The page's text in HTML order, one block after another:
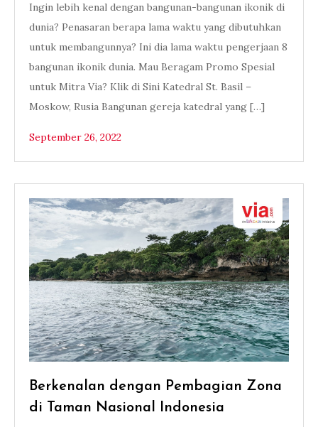
Ingin lebih kenal dengan bangunan-bangunan ikonik di
dunia? Penasaran berapa lama waktu yang dibutuhkan
untuk membangunnya? Ini dia lama waktu pengerjaan 8
bangunan ikonik dunia. Mau Beragam Promo Spesial
untuk Mitra Via? Klik di Sini Katedral St. Basil –
Moskow, Rusia Bangunan gereja katedral yang […]
September 26, 2022
Berkenalan dengan Pembagian Zona
di Taman Nasional Indonesia